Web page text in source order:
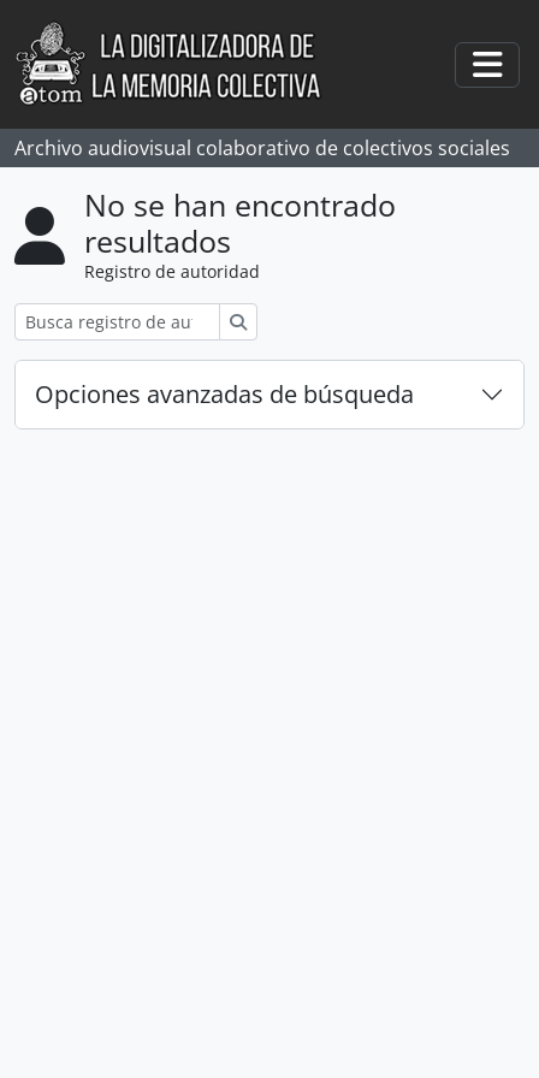
Skip to main content
Archivo audiovisual colaborativo de colectivos sociales
No se han encontrado
resultados
Registro de autoridad
Opciones avanzadas de búsqueda